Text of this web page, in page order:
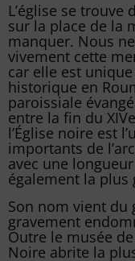
L’église se
sur la place de la
manquer. Nous
vivement cette
car elle est
historique en
paroissiale
entre la fin du
l’Église noire est
importants de
avec une
également la plus
Son nom vient du
gravement
Outre le musée
Noire abrite la